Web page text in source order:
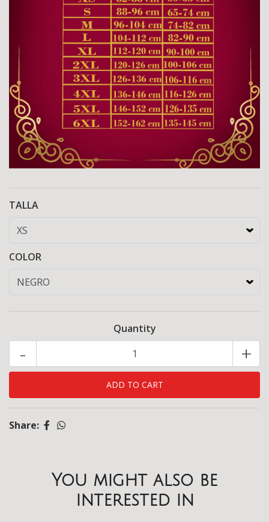
TALLA
COLOR
Quantity
+
-
Share:
You might also be
interested in